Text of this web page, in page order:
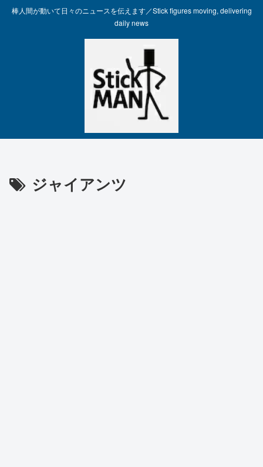
棒人間が動いて日々のニュースを伝えます／Stick figures moving, delivering
daily news
ジャイアンツ